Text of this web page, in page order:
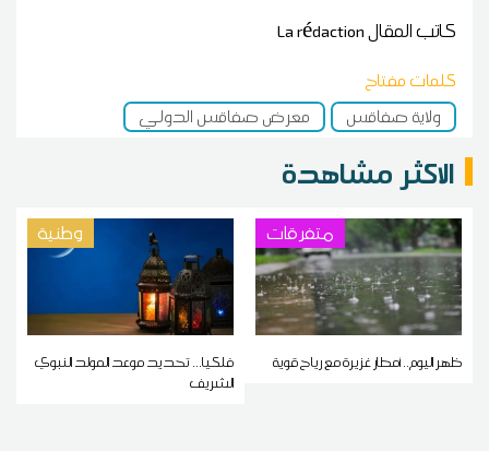
كاتب المقالLa rédaction
كلمات مفتاح
ولاية صفاقس
معرض صفاقس الدولي
الاكثر مشاهدة
متفرقات
ظهر اليوم.. أمطار غزيرة مع رياح قوية
وطنية
فلكيا... تحديد موعد المولد النبوي
الشريف